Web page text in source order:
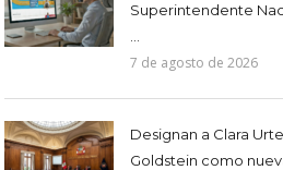
Superintendente
7 de agosto de 2026
Designan a Clara
Goldstein como nueva